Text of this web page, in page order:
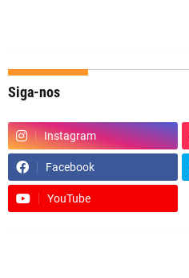
Siga-nos
Instagram
Facebook
YouTube